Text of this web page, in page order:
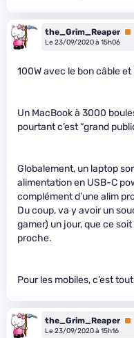
the_Grim_Reaper
Le 23/09/2020 à 15h06
100W avec le bon câble et
Un MacBook à 3000
pourtant c’est “grand
Globalement, un laptop
alimentation en USB-C
complément d’une alim
Du coup, va y avoir un
gamer) un jour, que ce
proche.
Pour les mobiles, c’est
the_Grim_Reaper
Le 23/09/2020 à 15h16